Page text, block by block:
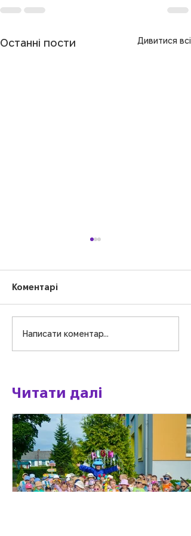
Останні пости Дивитися всі
Креатив-драйв:
творимо та
Коментарі
Написати коментар...
Читати далі